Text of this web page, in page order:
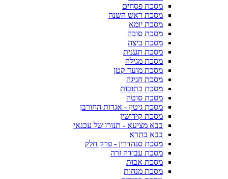
מסכת פסחים
מסכת ראש השנה
מסכת יומא
מסכת סוכה
מסכת ביצה
מסכת תענית
מסכת מגילה
מסכת מועד קטן
מסכת חגיגה
מסכת כתובות
מסכת סוטה
מסכת גיטין - אגדות החורבן
מסכת קידושין
בבא מציעא - תנורו של עכנאי
בבא בתרא
מסכת סנהדרין - פרק חלק
מסכת עבודה זרה
מסכת אבות
מסכת מנחות